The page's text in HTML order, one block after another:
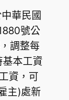
華民國
號公
調整每
本工資
資，可
主)處新